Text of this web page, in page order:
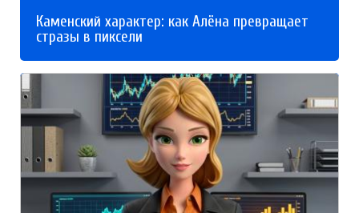
Каменский характер: как Алёна превращает
стразы в пиксели